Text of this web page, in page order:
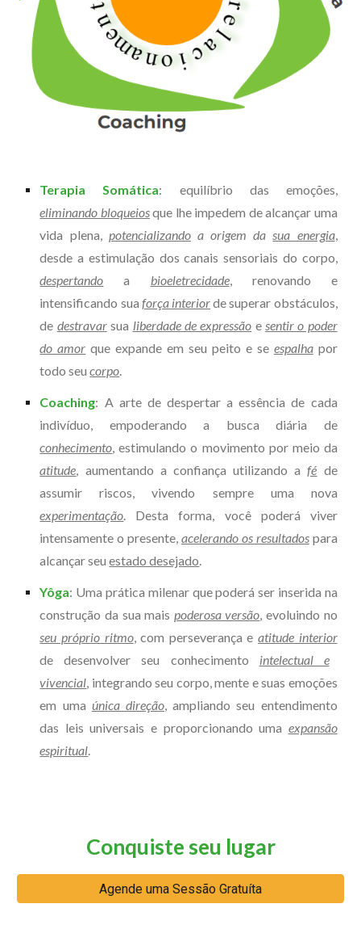
Terapia Somática: equilíbrio das emoções,
eliminando bloqueiosque lhe impedem de alcançar uma
vida plena, potencializando a origem dasua energia,
desde a estimulação doscanais sensoriais do corpo,
despertando a bioeletrecidade, renovando e
intensificando sua força interiorde superar obstáculos,
de destravar sua liberdade de expressão e sentir o poder
do amor que expande em seu peito e se espalhapor
todo seucorpo.
Coaching: A arte de despertar a essência de cada
indivíduo, empoderandoa busca diária de
conhecimento, estimulando o movimento por meio da
atitude, aumentando a confiança utilizando a fé de
assumir riscos, vivendo sempre uma nova
experimentação. Desta forma, você poderá viver
intensamenteo presente, acelerando os resultadospara
alcançar seuestado desejado.
Yôga: Uma prática milenar que poderá ser inserida na
construção da sua mais poderosa versão , evoluindo no
seu próprio ritmo, com perseverança e atitude interior
de desenvolver seu conhecimento intelectual e
vivencial , integrando seu corpo, mente e suas emoções
em uma única direção , ampliando seu entendimento
das leis universais e proporcionando uma expansão
espiritual
Conquiste seu lugar
Agende uma Sessão Gratuíta